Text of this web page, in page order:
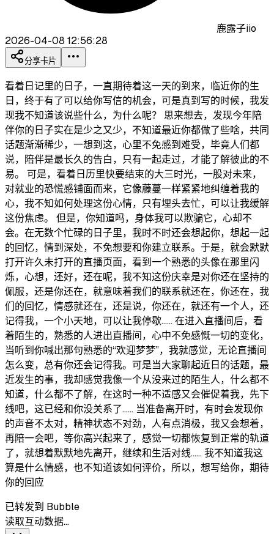
鹿露子iio
2026-04-08 12:56:28
分享卡片
看着日记里的日子，一直期待着这一天的到来，临近你的生
日，终于有了可以给你写信的机会，可是真到写的时候，我发
现我不知道该说些什么，为什么呢？ 思来想去，发现今年陪
伴你的日子实在是少之又少，不知道最近你都做了些啥，共同
话题渐渐稀少，一想到这，心里不免感到难受，毕竟人们都
说，陪伴是最长久的告白，只有一起走过，才能了解彼此的不
易。 可是，看着日历里快要结束的大三时光，一股对未来，
对就业的恐慌感铺面而来，它像藤蔓一样紧紧地纠缠着我的
心，我不知如何处理这份心情，只有埋头去忙，可以让我缓解
这份焦虑。 但是，你知道吗，身体我可以欺骗它，心却不
会。在无数个忙碌的日子里，我时不时还会想起你，想起一起
的回忆，情到深处，不免想要和你建立联系。于是，就会默默
打开许久未打开的直播页面，看到一个熟悉的头像在那里闪
烁，心想，还好，还在呢，我不知这份庆幸是对你还在坚持的
佩服，还是你还在，就意味着我们的联系就还在，你还在，我
们的回忆，情感就还在，还是说，你还在，就还有一个人，还
记得我，一个小天地，可以让我停歇…… 在进入直播间后，看
着陌生的，熟悉的人进出直播间，心中不免感慨一切的变化，
当听到你喊出那句熟悉的“欢迎梦梦”，我就感觉，无论直播间
怎么变，总有你还会记得我。可是当大家聊起近日的话题，最
近发生的事，我却感觉我像一个从没来过的陌生人，什么都不
知道，什么都不了解，在这时一种不适感又会催促着我，先下
线吧，这已经和你没关系了…… 当准备离开时，有时会发现你
的声音不太对，精神状态不对劲，人有点消极，我又会想着，
再陪一会吧，等你高兴起来了，感觉一切都恢复到正常的轨道
了，就想着默默地先离开，继续和生活对线…… 我不知道我这
算是什么情感，也不知道该如何评价，所以，想写给你，期待
你的回应
已转发到 Bubble
读取互动数据…